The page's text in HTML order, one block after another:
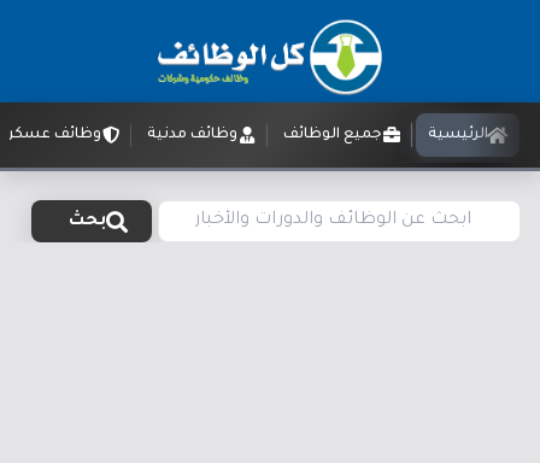
الرئيسية جميع الوظائف وظائف مدنية وظائف
بحث